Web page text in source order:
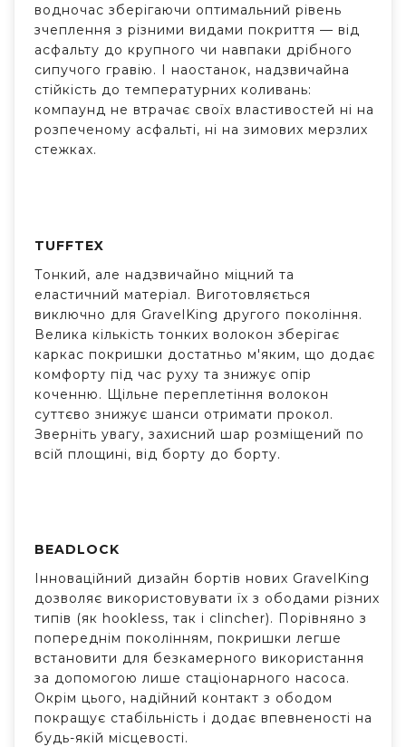
водночас зберігаючи оптимальний рівень
зчеплення з різними видами покриття — від
асфальту до крупного чи навпаки дрібного
сипучого гравію. І наостанок, надзвичайна
стійкість до температурних коливань:
компаунд не втрачає своїх властивостей ні на
розпеченому асфальті, ні на зимових мерзлих
стежках.
TUFFTEX
Тонкий, але надзвичайно міцний та
еластичний матеріал. Виготовляється
виключно для GravelKing другого покоління.
Велика кількість тонких волокон зберігає
каркас покришки достатньо м'яким, що додає
комфорту під час руху та знижує опір
коченню. Щільне переплетіння волокон
суттєво знижує шанси отримати прокол.
Зверніть увагу, захисний шар розміщений по
всій площині, від борту до борту.
BEADLOCK
Інноваційний дизайн бортів нових GravelKing
дозволяє використовувати їх з ободами різних
типів (як hookless, так і clincher). Порівняно з
попереднім поколінням, покришки легше
встановити для безкамерного використання
за допомогою лише стаціонарного насоса.
Окрім цього, надійний контакт з ободом
покращує стабільність і додає впевненості на
будь-якій місцевості.